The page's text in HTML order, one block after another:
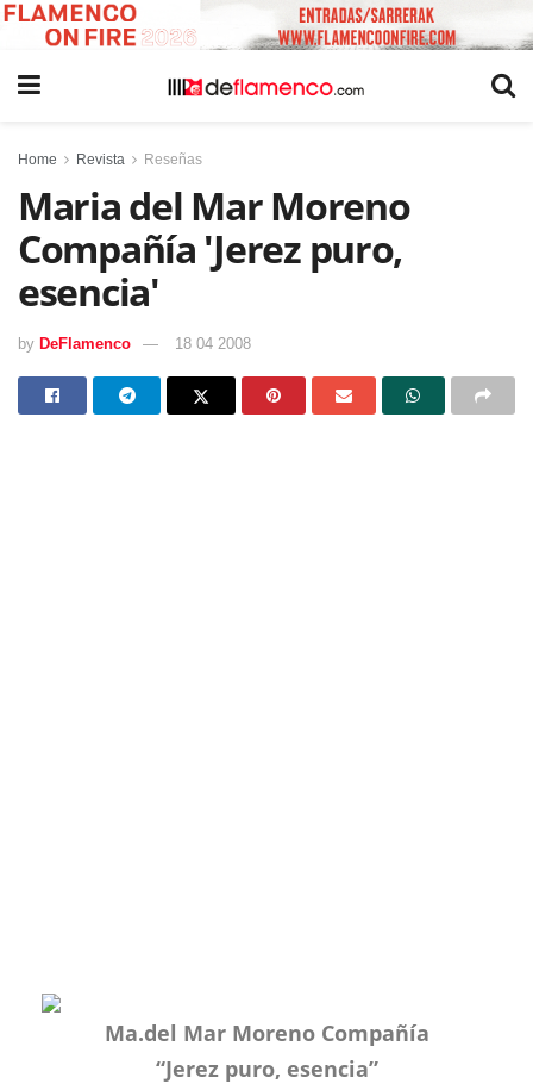
Home Revista Reseñas
Maria del Mar Moreno
Compañía 'Jerez puro,
esencia'
by DeFlamenco 18 04 2008
Ma.del Mar Moreno Compañía
“Jerez puro, esencia”